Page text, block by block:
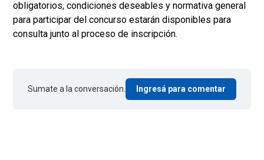
obligatorios, condiciones deseables y normativa general
para participar del concurso estarán disponibles para
consulta junto al proceso de inscripción.
Sumate a la conversación. Ingresá para comentar